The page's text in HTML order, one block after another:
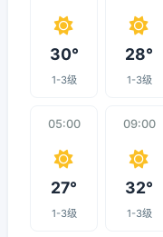
30°
1-3级
28°
1-3级
05:00
27°
1-3级
09:00
32°
1-3级